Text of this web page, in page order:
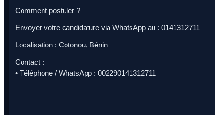
Comment postuler ?
Envoyer votre candidature via WhatsApp au : 0141312711
Localisation : Cotonou, Bénin
Contact :
• Téléphone / WhatsApp : 002290141312711